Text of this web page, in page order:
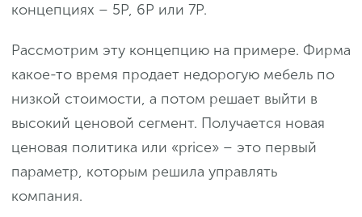
концепциях – 5P, 6P или 7P.
Рассмотрим эту концепцию на примере. Фирма
какое-то время продает недорогую мебель по
низкой стоимости, а потом решает выйти в
высокий ценовой сегмент. Получается новая
ценовая политика или «price» – это первый
параметр, которым решила управлять
компания.